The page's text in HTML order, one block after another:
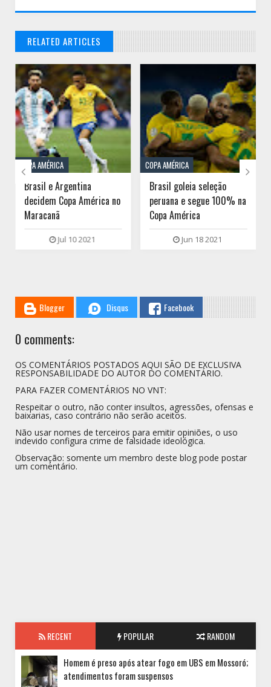
RELATED ARTICLES
// THATS WHAT YOU MIGHT BE LOOKING FOR
COPA AMÉRICA
Brasil e Argentina
decidem Copa América no
Maracanã
Jul 10 2021
COPA AMÉRICA
Brasil goleia seleção
peruana e segue 100% na
Copa América
Jun 18 2021
 
Blogger Disqus Facebook
0 comments:
OS COMENTÁRIOS POSTADOS AQUI SÃO DE EXCLUSIVA
RESPONSABILIDADE DO AUTOR DO COMENTÁRIO.
PARA FAZER COMENTÁRIOS NO VNT:
Respeitar o outro, não conter insultos, agressões, ofensas e
baixarias, caso contrário não serão aceitos.
Não usar nomes de terceiros para emitir opiniões, o uso
indevido configura crime de falsidade ideológica.
Observação: somente um membro deste blog pode postar
um comentário.
RECENT POPULAR RANDOM
Homem é preso após atear fogo em UBS em Mossoró;
atendimentos foram suspensos